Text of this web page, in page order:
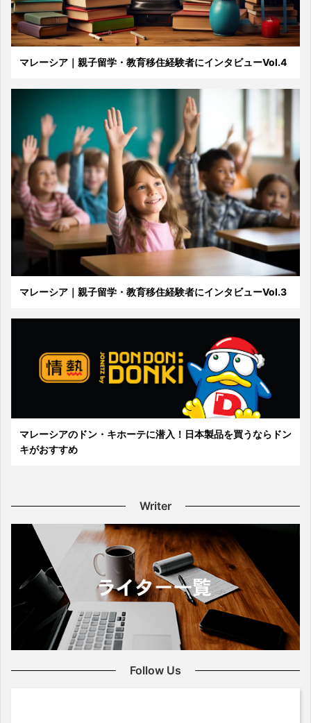
マレーシア｜親子留学・教育移住経験者にインタビューVol.4
マレーシア｜親子留学・教育移住経験者にインタビューVol.3
マレーシアのドン・キホーテに潜入！日本製品を買うならドン
キがおすすめ
Writer
Follow Us